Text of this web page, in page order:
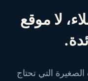
لا موقع
التي تحتاج